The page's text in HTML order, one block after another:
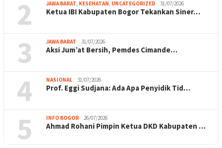
2 JAWA BARAT, KESEHATAN, UNCATEGORIZED 31/07/2026
Ketua IBI Kabupaten Bogor Tekankan Siner…
3 JAWA BARAT 31/07/2026
Aksi Jum’at Bersih, Pemdes Cimande…
4 NASIONAL 31/07/2026
Prof. Eggi Sudjana: Ada Apa Penyidik Tid…
5 INFO BOGOR 26/07/2026
Ahmad Rohani Pimpin Ketua DKD Kabupaten …